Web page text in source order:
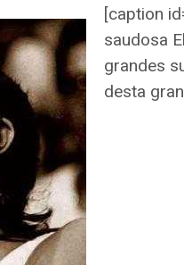
[caption
saudosa
grandes
desta